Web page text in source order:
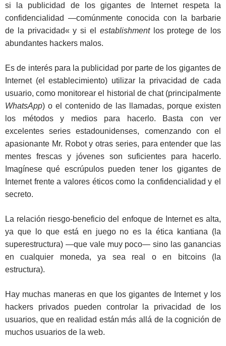
si la publicidad de los gigantes de Internet respeta la
confidencialidad —comúnmente conocida con la barbarie
de la privacidad« y si el establishmentlos protege de los
abundantes hackers malos.
Es de interés para la publicidad por parte de los gigantes de
Internet (el establecimiento) utilizar la privacidad de cada
usuario, como monitorear el historial de chat (principalmente
WhatsApp) o el contenido de las llamadas, porque existen
los métodos y medios para hacerlo. Basta con ver
excelentes series estadounidenses, comenzando con el
apasionante Mr. Robot y otras series, para entender que las
mentes frescas y jóvenes son suficientes para hacerlo.
Imagínese qué escrúpulos pueden tener los gigantes de
Internet frente a valores éticos como la confidencialidad y el
secreto.
La relación riesgo-beneficio del enfoque de Internet es alta,
ya que lo que está en juego no es la ética kantiana (la
superestructura) —que vale muy poco— sino las ganancias
en cualquier moneda, ya sea real o en bitcoins (la
estructura).
Hay muchas maneras en que los gigantes de Internet y los
hackers privados pueden controlar la privacidad de los
usuarios, que en realidad están más allá de la cognición de
muchos usuarios de la web.